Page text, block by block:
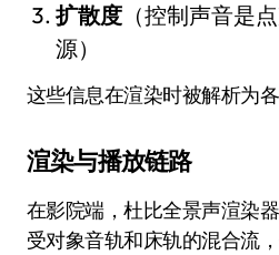
扩散度（控制声音是
源）
这些信息在渲染时被解析为
渲染与播放链路
在影院端，杜比全景声渲染
受对象音轨和床轨的混合流